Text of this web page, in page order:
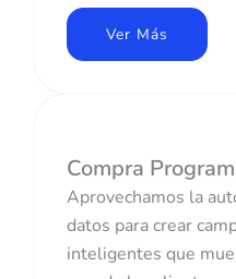
Ver Más
Compra
Aprovechamos la
datos para crear
inteligentes que